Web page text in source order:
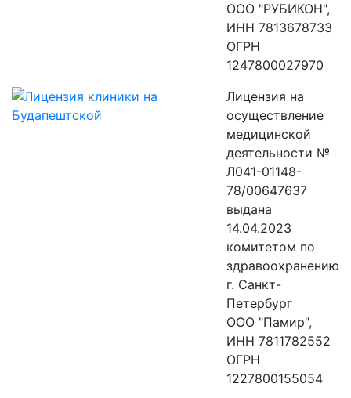
ООО "РУБИКОН",
ИНН 7813678733
ОГРН
1247800027970
Лицензия на
осуществление
медицинской
деятельности №
Л041-01148-
78/00647637
выдана
14.04.2023
комитетом по
здравоохранению
г. Санкт-
Петербург
ООО "Памир",
ИНН 7811782552
ОГРН
1227800155054